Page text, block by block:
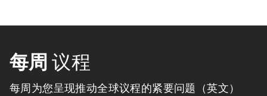
每周 议程
每周为您呈现推动全球议程的紧要问题（英文）